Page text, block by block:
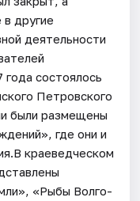
другие
деятельности
года состоялось
Петровского
были размещены
где они и
краеведческом
«Рыбы Волго-